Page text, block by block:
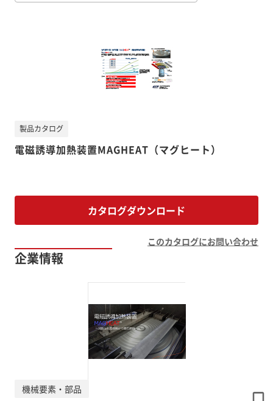
電磁誘導加熱装置MAGHEAT（マグヒート）
製品カタログ
カタログダウンロード
このカタログにお問い合わせ
企業情報
機械要素・部品